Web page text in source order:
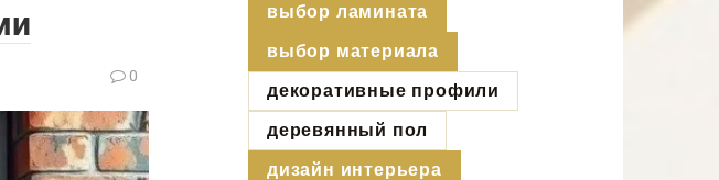
0
выбор ламината
выбор материала
декоративные профили
деревянный пол
дизайн интерьера